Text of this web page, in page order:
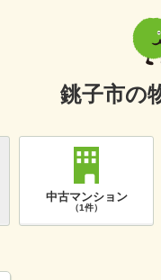
銚子市の
中古マンション
（1件）